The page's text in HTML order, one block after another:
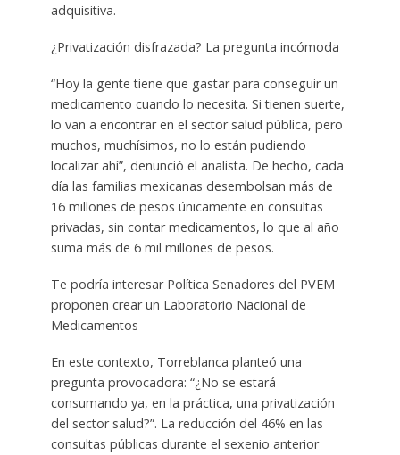
adquisitiva.
¿Privatización disfrazada? La pregunta incómoda
“Hoy la gente tiene que gastar para conseguir un
medicamento cuando lo necesita. Si tienen suerte,
lo van a encontrar en el sector salud pública, pero
muchos, muchísimos, no lo están pudiendo
localizar ahí”, denunció el analista. De hecho, cada
día las familias mexicanas desembolsan más de
16 millones de pesos únicamente en consultas
privadas, sin contar medicamentos, lo que al año
suma más de 6 mil millones de pesos.
Te podría interesar Política Senadores del PVEM
proponen crear un Laboratorio Nacional de
Medicamentos
En este contexto, Torreblanca planteó una
pregunta provocadora: “¿No se estará
consumando ya, en la práctica, una privatización
del sector salud?”. La reducción del 46% en las
consultas públicas durante el sexenio anterior